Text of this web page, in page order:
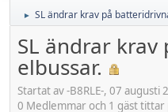
► SL ändrar krav på
SL ändrar
elbussar.
Startat av -B8RLE-, 07 augusti
0 Medlemmar och 1 gäst tittar